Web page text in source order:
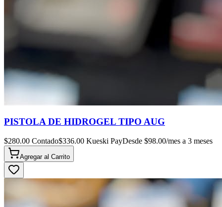
PISTOLA DE HIDROGEL TIPO AUG
$280.00 Contado$336.00 Kueski PayDesde $98.00/mes a 3 meses
Agregar al Carrito